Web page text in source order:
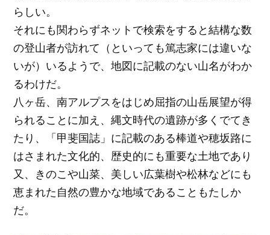
らしい。
それにも関わらずネットで検索をすると結構な数
の登山者が訪れて（といっても篤志家には違いな
いが）いるようで、地図に記載のない山名がわか
るわけだ。
八ヶ岳、南アルプスをはじめ屈指の山岳展望が得
られることに加え、縄文時代の遺跡が多くでてき
たり、「甲斐国誌」に記載のある棒道や穂坂路に
はさまれた文化的、歴史的にも重要な土地であり
又、きのこや山菜、美しい広葉樹や松林などにも
恵まれた自然の豊かな地域であることもたしか
だ。